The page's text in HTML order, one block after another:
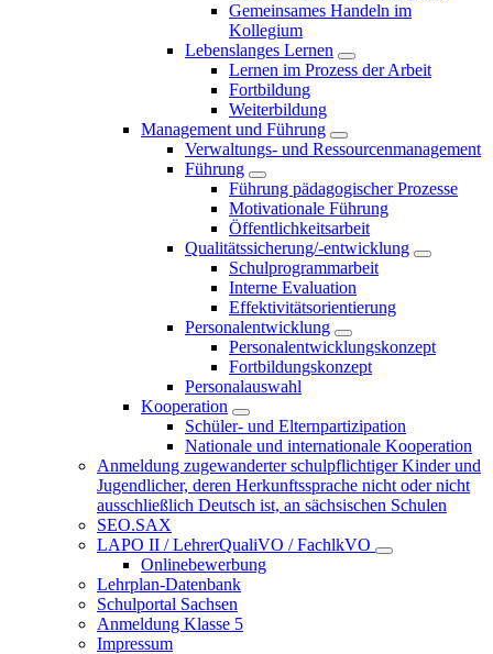
Gemeinsames Handeln im
Kollegium
Lebenslanges Lernen
Lernen im Prozess der Arbeit
Fortbildung
Weiterbildung
Management und Führung
Verwaltungs- und Ressourcenmanagement
Führung
Führung pädagogischer Prozesse
Motivationale Führung
Öffentlichkeitsarbeit
Qualitätssicherung/-entwicklung
Schulprogrammarbeit
Interne Evaluation
Effektivitätsorientierung
Personalentwicklung
Personalentwicklungskonzept
Fortbildungskonzept
Personalauswahl
Kooperation
Schüler- und Elternpartizipation
Nationale und internationale Kooperation
Anmeldung zugewanderter schulpflichtiger Kinder und
Jugendlicher, deren Herkunftssprache nicht oder nicht
ausschließlich Deutsch ist, an sächsischen Schulen
SEO.SAX
LAPO II / LehrerQualiVO / FachlkVO
Onlinebewerbung
Lehrplan-Datenbank
Schulportal Sachsen
Anmeldung Klasse 5
Impressum